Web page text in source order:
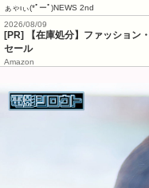
ぁゃιぃ(*ﾟーﾟ)NEWS 2nd
2026/08/09
[PR] 【在庫処分】ファッション
セール
Amazon